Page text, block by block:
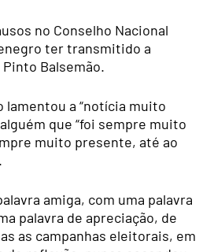
no Conselho Nacional
ter transmitido a
Balsemão.
a “notícia muito
que “foi sempre muito
muito presente, até ao
amiga, com uma palavra
palavra de apreciação, de
as campanhas eleitorais, em